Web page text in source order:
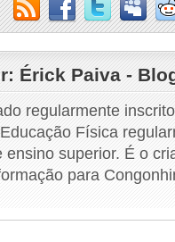
Érick Paiva -
regularmente
Física
superior. É o
para